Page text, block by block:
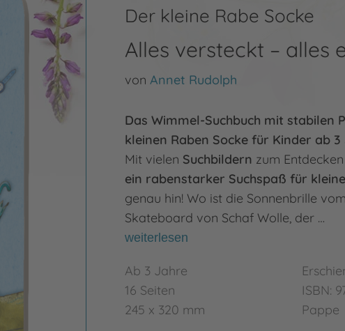
Der kleine Rabe Socke
Alles versteckt – alles
von Annet Rudolph
Das Wimmel-Suchbuch mit stabilen
kleinen Raben Socke für Kinder ab 3
Mit vielen Suchbildern zum
ein rabenstarker Suchspaß für
genau hin! Wo ist die Sonnenbrille
Skateboard von Schaf Wolle, der …
weiterlesen
Ab 3 Jahre
16 Seiten
245 x 320 mm
ISBN:
Pappe